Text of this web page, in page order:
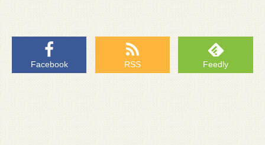
Facebook RSS Feedly